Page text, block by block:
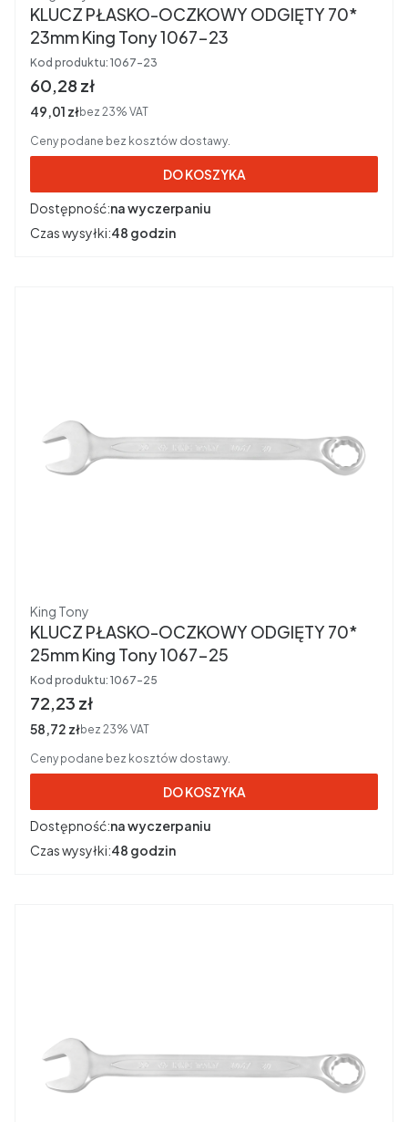
KLUCZ PŁASKO-OCZKOWY ODGIĘTY 70*
23mm King Tony 1067-23
Kod produktu: 1067-23
Cena brutto
60,28 zł
Cena netto
49,01 złbez 23% VAT
Ceny podane bez kosztów dostawy.
DO KOSZYKA
Dostępność:na wyczerpaniu
Czas wysyłki:48 godzin
Producent
King Tony
KLUCZ PŁASKO-OCZKOWY ODGIĘTY 70*
25mm King Tony 1067-25
Kod produktu: 1067-25
Cena brutto
72,23 zł
Cena netto
58,72 złbez 23% VAT
Ceny podane bez kosztów dostawy.
DO KOSZYKA
Dostępność:na wyczerpaniu
Czas wysyłki:48 godzin